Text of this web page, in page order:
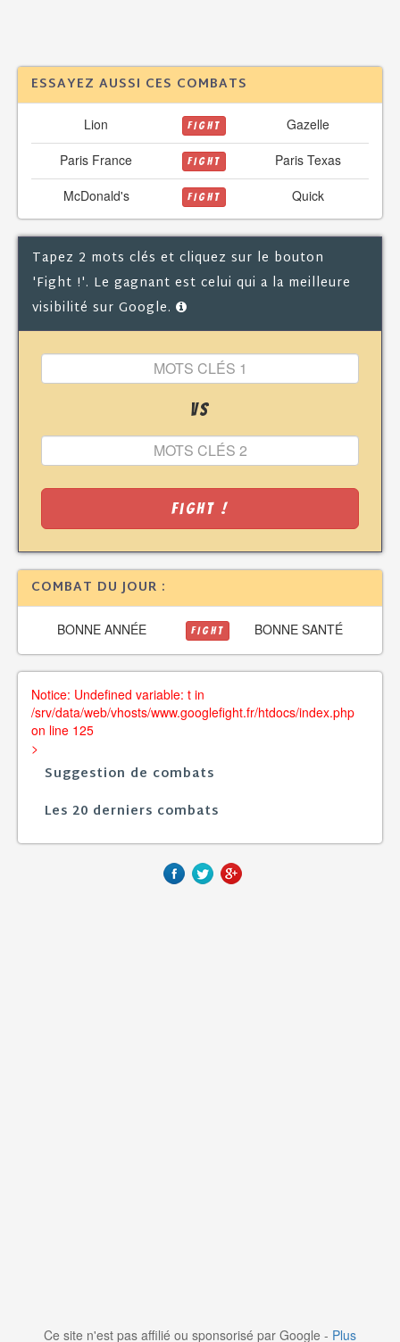
ESSAYEZ AUSSI CES COMBATS
Lion FIGHT
Gazelle
Paris France
FIGHT
Paris Texas
McDonald's
FIGHT Quick
Tapez 2 mots clés et cliquez sur le bouton
'Fight !'. Le gagnant est celui qui a la meilleure
visibilité sur Google.
VS
Fight !
COMBAT DU JOUR :
BONNE ANNÉE FIGHT BONNE SANTÉ
Notice: Undefined variable: t in
/srv/data/web/vhosts/www.googlefight.fr/htdocs/index.php
on line 125
>
Suggestion de combats
Les 20 derniers combats
Ce site n'est pas affilié ou sponsorisé par Google - Plus